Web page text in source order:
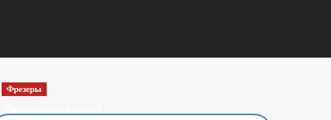
Фрезеры
Фрезер сетевой